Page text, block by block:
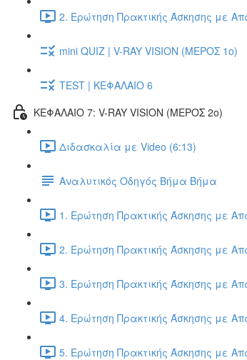
2. Ερώτηση Πρακτικής Άσκησης με
mini QUIZ | V-RAY VISION (ΜΕΡΟΣ 1ο)
TEST | ΚΕΦΑΛΑΙΟ 6
ΚΕΦΑΛΑΙΟ 7: V-RAY VISION (ΜΕΡΟΣ 2ο)
Διδασκαλία με Video (6:13)
Αναλυτικός Οδηγός Βήμα Βήμα
1. Ερώτηση Πρακτικής Άσκησης με
2. Ερώτηση Πρακτικής Άσκησης με
3. Ερώτηση Πρακτικής Άσκησης με
4. Ερώτηση Πρακτικής Άσκησης με
5. Ερώτηση Πρακτικής Άσκησης με